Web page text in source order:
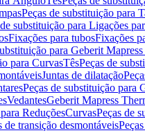
Peças de substituição para
substituição para Ligações
Fixações para tubosFixações
para Geberit
para CurvasTêsPeças de
Juntas de dilatação
Peças de substituição para
VedantesGeberit Mapress
ReduçõesCurvasPeças de
de transição desmontáveis